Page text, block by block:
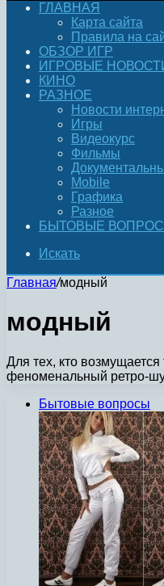
ГЛАВНАЯ
Карта сайта
Правила на
ОБЗОР ИГР
ИГРОВЫЕ
КИНО
РАЗНОЕ
Новости
Игры
Видеокурс
Фильмы
Mobile
Графика
Разное
БЫТОВЫЕ
Искать
Главная/модный
модный
Для тех, кто
феноменальный ретро-
Бытовые вопросы